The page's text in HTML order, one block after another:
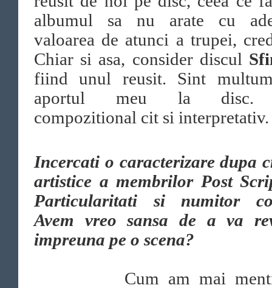
albumul sa nu arate cu
valoarea de atunci a trupei,
Chiar si asa, consider discul
fiind unul reusit. Sint
aportul meu la disc.
compozitional cit si
Incercati o caracterizare dupa
artistice a membrilor Post
Particularitati si numitor
Avem vreo sansa de a va
impreuna pe o scena?
Cum am mai